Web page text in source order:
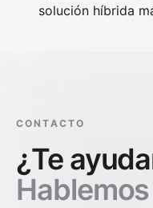
solución híbrida
CONTACTO
¿Te